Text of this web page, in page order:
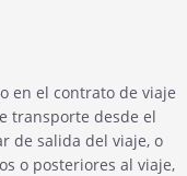
en el contrato de viaje
transporte desde el
de salida del viaje, o
o posteriores al viaje,